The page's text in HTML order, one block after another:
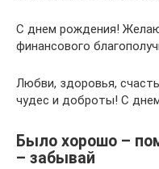
С днем рождения!
финансового
Любви, здоровья,
чудес и доброты! С
Было хорошо –
– забывай